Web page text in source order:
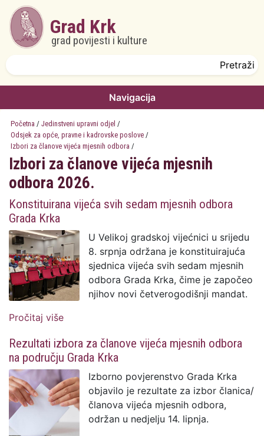
Skoči na glavni sadržaj
Grad Krk
grad povijesti i kulture
Navigacija
Početna / Jedinstveni upravni odjel /
Odsjek za opće, pravne i kadrovske poslove /
Izbori za članove vijeća mjesnih odbora /
Izbori za članove vijeća mjesnih
odbora 2026.
Konstituirana vijeća svih sedam mjesnih odbora
Grada Krka
U Velikoj gradskoj vijećnici u srijedu
8. srpnja održana je konstituirajuća
sjednica vijeća svih sedam mjesnih
odbora Grada Krka, čime je započeo
njihov novi četverogodišnji mandat.
Pročitaj više
Rezultati izbora za članove vijeća mjesnih odbora
na području Grada Krka
Izborno povjerenstvo Grada Krka
objavilo je rezultate za izbor članica/
članova vijeća mjesnih odbora,
održan u nedjelju 14. lipnja.